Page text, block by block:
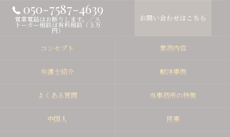
050-7587-4639
営業電話はお断りします。／ス
トーカー相談は有料相談（５万
円）
お問い合わせはこちら
コンセプト 業務内容
弁護士紹介 解決事例
よくある質問 当事務所の特徴
中国人 民事